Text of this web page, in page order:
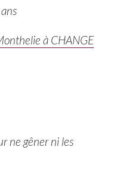
à CHANGE
ne gêner ni les